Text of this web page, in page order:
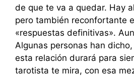
de que te va a quedar. Hay
pero también reconfortante
«respuestas definitivas».
Algunas personas han dicho,
esta relación durará para
tarotista te mira, con esa